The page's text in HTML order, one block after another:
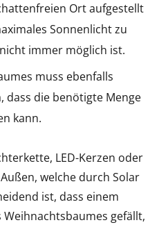
Ort aufgestellt
Sonnenlicht zu
immer möglich ist.
muss ebenfalls
dass die benötigte Menge
kann.
LED-Kerzen oder
welche durch Solar
ist, dass einem
gefällt,